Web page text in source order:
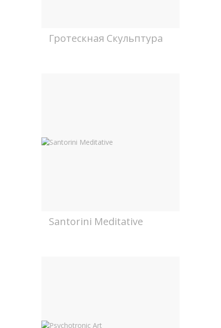
Гротескная Скульптура
Santorini Meditative